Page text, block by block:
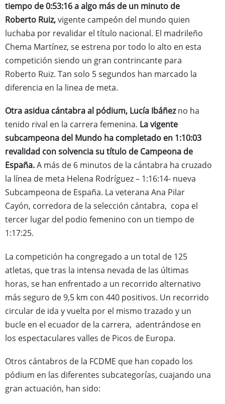
tiempo de 0:53:16 a algo más de un minuto de
Roberto Ruiz,vigente campeón del mundo quien
luchaba por revalidar el título nacional. El madrileño
Chema Martínez, se estrena por todo lo alto en esta
competición siendo un gran contrincante para
Roberto Ruiz. Tan solo 5 segundos han marcado la
diferencia en la linea de meta.
Otra asidua cántabra al pódium, Lucía Ibáñezno ha
tenido rival en la carrera femenina. La vigente
subcampeona del Mundo ha completado en 1:10:03
revalidad con solvencia su título de Campeona de
España.A más de 6 minutos de la cántabra ha cruzado
la línea de meta Helena Rodríguez – 1:16:14- nueva
Subcampeona de España. La veterana Ana Pilar
Cayón, corredora de la selección cántabra, copa el
tercer lugar del podio femenino con un tiempo de
1:17:25.
La competición ha congregado a un total de 125
atletas, que tras la intensa nevada de las últimas
horas, se han enfrentado a un recorrido alternativo
más seguro de 9,5 km con 440 positivos. Un recorrido
circular de ida y vuelta por el mismo trazado y un
bucle en el ecuador de la carrera, adentrándose en
los espectaculares valles de Picos de Europa.
Otros cántabros de la FCDME que han copado los
pódium en las diferentes subcategorías, cuajando una
gran actuación, han sido: